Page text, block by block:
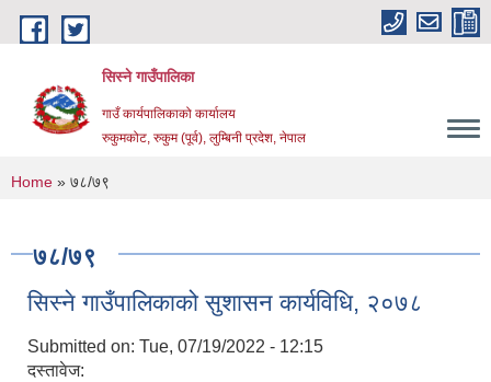
Skip to main content
सिस्ने गाउँपालिका
गाउँ कार्यपालिकाको कार्यालय
रुकुमकोट, रुकुम (पूर्व), लुम्बिनी प्रदेश, नेपाल
You are here
Home » ७८/७९
७८/७९
सिस्ने गाउँपालिकाको सुशासन कार्यविधि, २०७८
Submitted on: Tue, 07/19/2022 - 12:15
दस्तावेज: